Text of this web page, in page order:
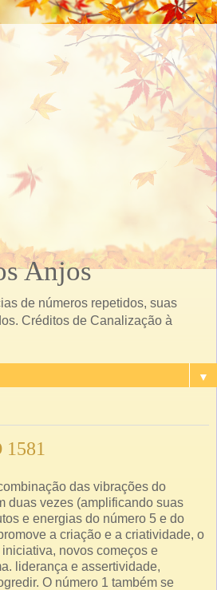
Anjos
de números repetidos, suas
Créditos de Canalização à
▼
das vibrações do
duas vezes (amplificando suas
e energias do número 5 e do
a criação e a criatividade, o
novos começos e
liderança e assertividade,
O número 1 também se